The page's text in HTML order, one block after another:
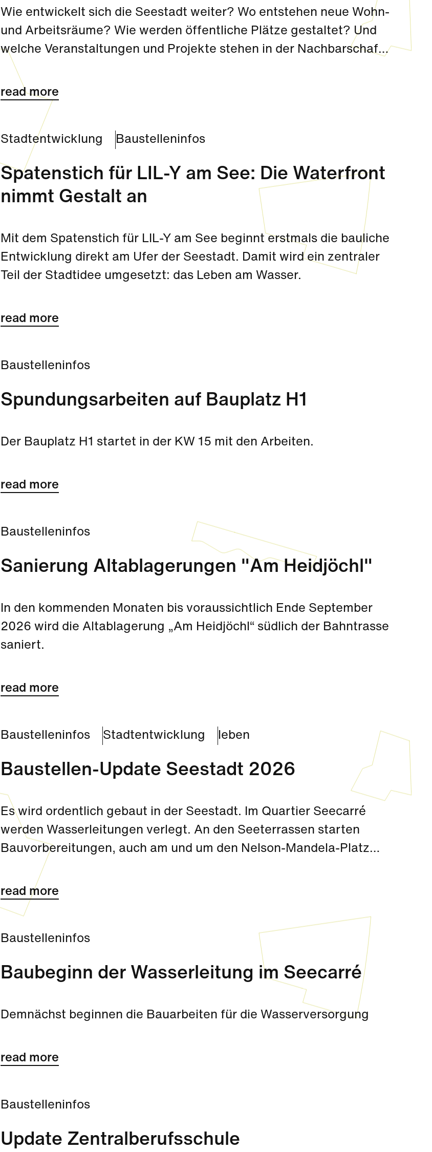
Wie entwickelt sich die Seestadt weiter? Wo entstehen neue Wohn-
und Arbeitsräume? Wie werden öffentliche Plätze gestaltet? Und
welche Veranstaltungen und Projekte stehen in der Nachbarschaft
an? Antworten zu diesen und weiteren Fragen gibt es beim
read more
Stadtentwicklung Baustelleninfos
Spatenstich für LIL-Y am See: Die Waterfront
nimmt Gestalt an
Mit dem Spatenstich für LIL-Y am See beginnt erstmals die bauliche
Entwicklung direkt am Ufer der Seestadt. Damit wird ein zentraler
Teil der Stadtidee umgesetzt: das Leben am Wasser.
read more
Baustelleninfos
Spundungsarbeiten auf Bauplatz H1
Der Bauplatz H1 startet in der KW 15 mit den Arbeiten.
read more
Baustelleninfos
Sanierung Altablagerungen "Am Heidjöchl"
In den kommenden Monaten bis voraussichtlich Ende September
2026 wird die Altablagerung „Am Heidjöchl“ südlich der Bahntrasse
saniert.
read more
Baustelleninfos Stadtentwicklung leben
Baustellen-Update Seestadt 2026
Es wird ordentlich gebaut in der Seestadt. Im Quartier Seecarré
werden Wasserleitungen verlegt. An den Seeterrassen starten
Bauvorbereitungen, auch am und um den Nelson-Mandela-Platz
wird weitergearbeitet. Im Süden wächst der Rohbau der
Zentralberufsschule in die Höhe, während die Takeda-Baustelle
schon in die Zielgerade eingebogen ist. Hier finden Sie einen
read more
Baustelleninfos
Baubeginn der Wasserleitung im Seecarré
Demnächst beginnen die Bauarbeiten für die Wasserversorgung
read more
Baustelleninfos
Update Zentralberufsschule